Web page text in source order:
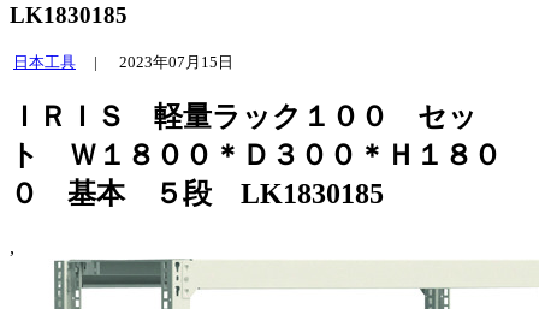
LK1830185
日本工具 | 2023年07月15日
ＩＲＩＳ 軽量ラック１００ セッ
ト Ｗ１８００＊Ｄ３００＊Ｈ１８０
０ 基本 ５段 LK1830185
,